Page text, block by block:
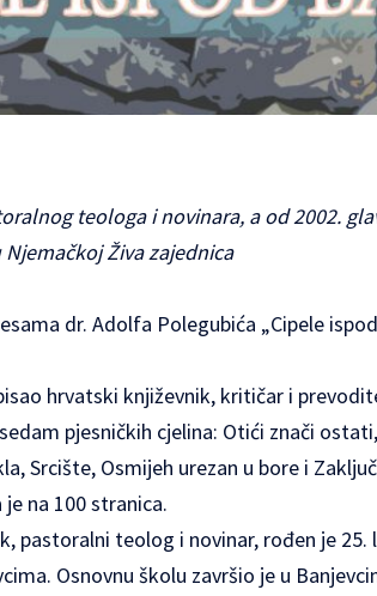
teologa i novinara, a od 2002.
Živa zajednica
dr. Adolfa Polegubića „Cipele
hrvatski književnik, kritičar i
pjesničkih cjelina: Otići znači
Srcište, Osmijeh urezan u bore i
na 100 stranica.
pastoralni teolog i novinar, rođen je 25.
Osnovnu školu završio je u